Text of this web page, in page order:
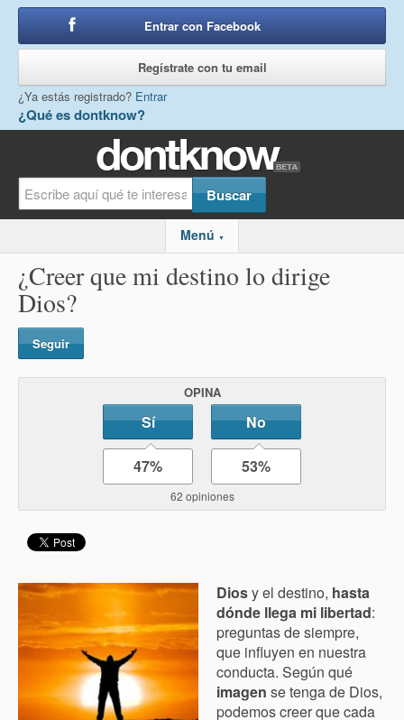
¿Qué es dontknow?
Entrar con Facebook
Regístrate con tu email
¿Ya estás registrado? Entrar
Menú ▼
¿Creer que mi destino lo dirige
Dios?
Seguir
OPINA
Sí No
47% 53%
62 opiniones
Diosy el destino, hasta
dónde llega mi libertad:
preguntas de siempre,
que influyen en nuestra
conducta. Según qué
imagen se tenga de Dios,
podemos creer que cada